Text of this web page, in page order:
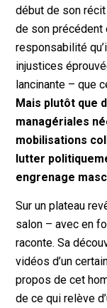
début de son
de son précédent
responsabilité
injustices
lancinante – que
Mais plutôt que
managériales
mobilisations
lutter
engrenage
Sur un plateau
salon – avec en
raconte. Sa
vidéos d’un
propos de cet
de ce qui relève